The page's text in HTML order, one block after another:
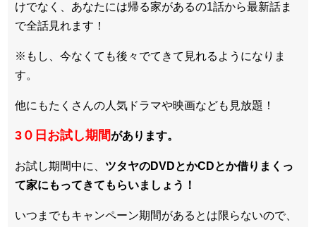
けでなく、あなたには帰る家があるの1話から最新話ま
で全話見れます！
※もし、今なくても後々でてきて見れるようになりま
す。
他にもたくさんの人気ドラマや映画なども見放題！
3０日お試し期間があります。
お試し期間中に、 ツタヤのDVDとかCDとか借りまくっ
て家にもってきてもらいましょう！
いつまでもキャンペーン期間があるとは限らないので、